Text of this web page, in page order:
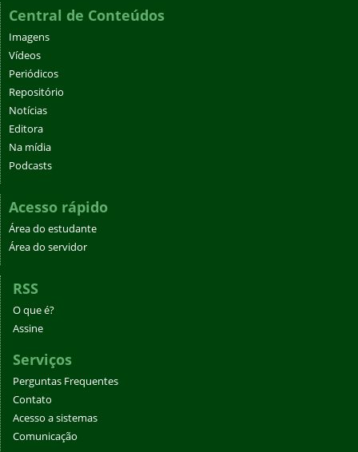
Central de Conteúdos
Imagens
Vídeos
Periódicos
Repositório
Notícias
Editora
Na mídia
Podcasts
Acesso rápido
Área do estudante
Área do servidor
RSS
O que é?
Assine
Serviços
Perguntas Frequentes
Contato
Acesso a sistemas
Comunicação